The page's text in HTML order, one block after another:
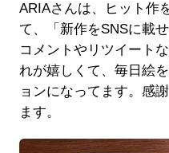
ARIAさんは、ヒット作
て、「新作をSNSに載
コメントやリツイート
れが嬉しくて、毎日絵
ョンになってます。感
ます。